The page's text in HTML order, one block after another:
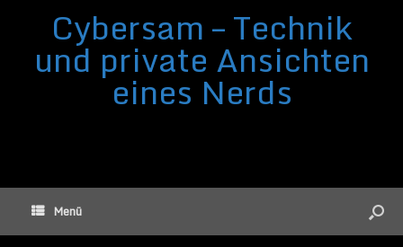
Cybersam – Technik
und private Ansichten
eines Nerds
Menü